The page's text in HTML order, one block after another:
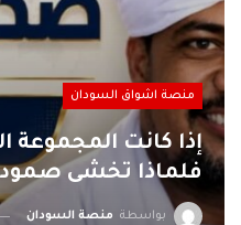
منصة اشواق السودان
إذا كانت المجموعة
فلماذا تخشى
بواسطة منصة السودان